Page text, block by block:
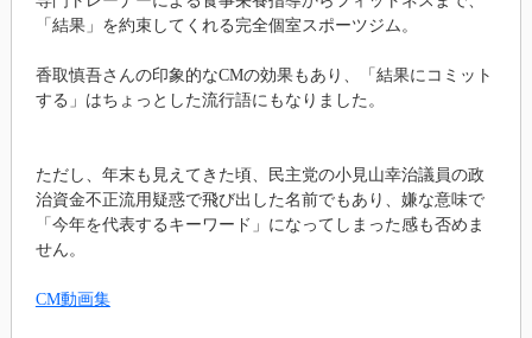
「結果」を約束してくれる完全個室スポーツジム。
香取慎吾さんの印象的なCMの効果もあり、「結果にコミット
する」はちょっとした流行語にもなりました。
ただし、年末も見えてきた頃、民主党の小見山幸治議員の政
治資金不正流用疑惑で飛び出した名前でもあり、嫌な意味で
「今年を代表するキーワード」になってしまった感も否めま
せん。
CM動画集